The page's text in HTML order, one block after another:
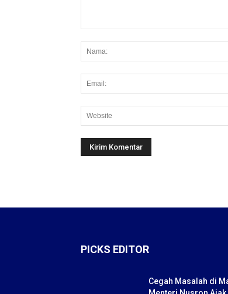
PICKS EDITOR
Cegah Masalah di